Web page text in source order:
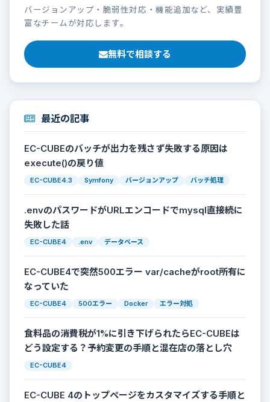
バージョンアップ・脆弱性対応・機能追加など、実績豊
富なチームが対応します。
無料で相談する
最近の記事
EC-CUBEのバッチが出力を残さず失敗する原因は
execute()の戻り値
EC-CUBE4.3 Symfony バージョンアップ バッチ処理
.envのパスワードがURLエンコードでmysql直接続に
失敗した話
EC-CUBE4 .env データベース
EC-CUBE4で突然500エラー var/cacheがroot所有に
なっていた
EC-CUBE4 500エラー Docker エラー対処
食料品の消費税が1%に引き下げられたらEC-CUBEは
どう設定する？予約変更の手順と混在店の落とし穴
EC-CUBE4
EC-CUBE 4のトップページをカスタマイズする手順と